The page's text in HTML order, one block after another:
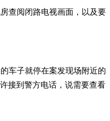
查阅闭路电视画面，以及要
车子就停在案发现场附近的
接到警方电话，说需要查看